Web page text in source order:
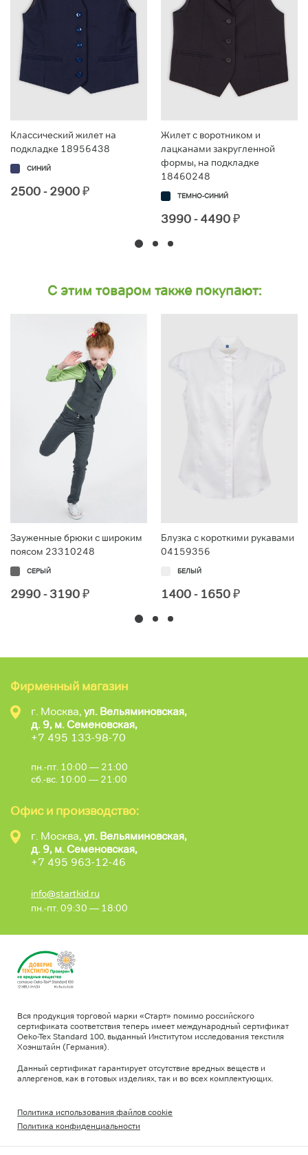
Классический жилет на
подкладке 18956438
СИНИЙ
2500 - 2900₽
Жилет с воротником и
лацканами закругленной
формы, на подкладке
18460248
ТЕМНО-СИНИЙ
3990 - 4490₽
С этим товаром также покупают:
Зауженные брюки с широким
поясом 23310248
СЕРЫЙ
2990 - 3190₽
Блузка с короткими рукавами
04159356
БЕЛЫЙ
1400 - 1650₽
Фирменный магазин
г. Москва, ул. Вельяминовская,
д. 9, м. Семеновская,
+7 495 133-98-70
пн.-пт. 10:00 — 21:00
сб.-вс. 10:00 — 21:00
Офис и производство:
г. Москва, ул. Вельяминовская,
д. 9, м. Семеновская,
+7 495 963-12-46
info@startkid.ru
пн.-пт. 09:30 — 18:00
Вся продукция торговой марки «Старт» помимо российского
сертификата соответствия теперь имеет международный сертификат
Oeko-Tex Standard 100, выданный Институтом исследования текстиля
Хоэнштайн (Германия).
Данный сертификат гарантирует отсутствие вредных веществ и
аллергенов, как в готовых изделиях, так и во всех комплектующих.
Политика использования файлов cookie
Политика конфиденциальности